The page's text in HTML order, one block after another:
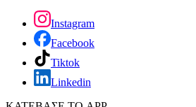
Instagram
Facebook
Tiktok
Linkedin